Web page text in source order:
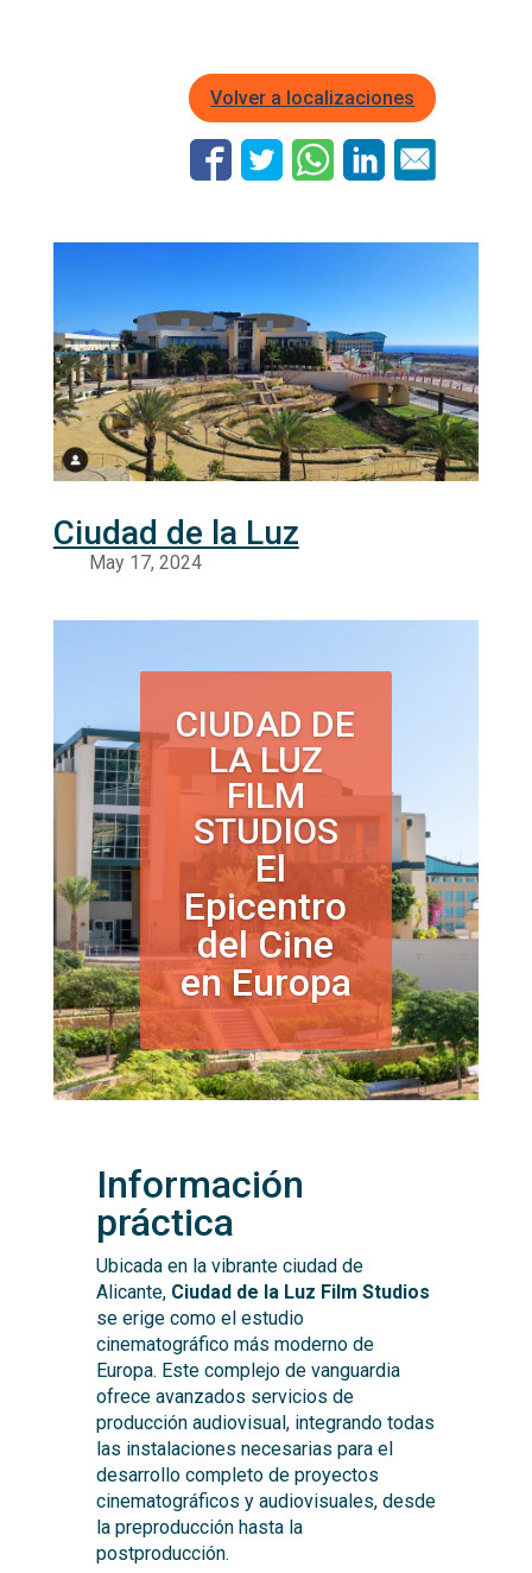
Volver a localizaciones
Ciudad de la Luz
CIUDAD DE
LA LUZ
FILM
STUDIOS
El
Epicentro
del Cine
en Europa
Información
práctica
Ubicada en la vibrante ciudad de
Alicante,Ciudad de la Luz Film Studios
se erige como el estudio
cinematográfico más moderno de
Europa. Este complejo de vanguardia
ofrece avanzados servicios de
producción audiovisual, integrando todas
las instalaciones necesarias para el
desarrollo completo de proyectos
cinematográficos y audiovisuales, desde
la preproducción hasta la
postproducción.